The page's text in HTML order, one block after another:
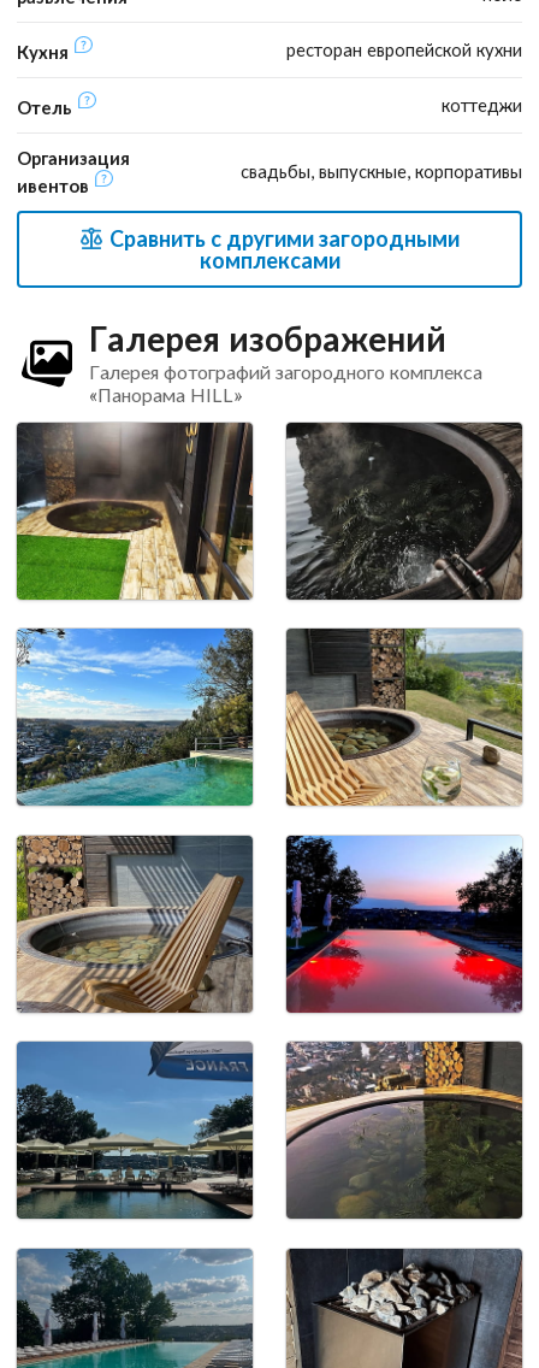
Кухня ресторан европейской кухни
Отель коттеджи
Организация
ивентов
свадьбы, выпускные, корпоративы
Сравнить с другими загородными
комплексами
Галерея изображений
Галерея фотографий загородного комплекса
«Панорама HILL»